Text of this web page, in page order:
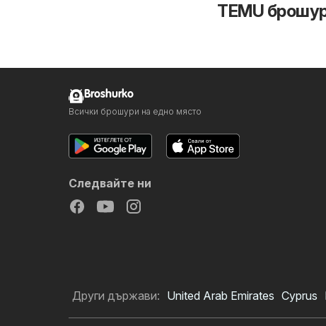
TEMU
Broshurko
Всички брошури на едно място
Следвайте ни
Други държави: United Arab Emirates Cyprus